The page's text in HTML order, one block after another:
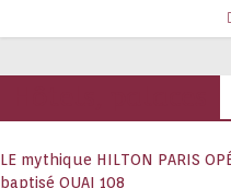
LE mythique HILTON PARIS
baptisé QUAI 108